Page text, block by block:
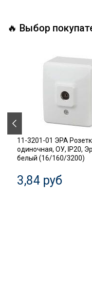
🔥 Выбор
11-3201-01 ЭРА
одиночная, ОУ, IP20,
белый (16/160/3200)
3,84 руб